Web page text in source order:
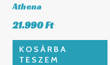
Athena
21.990Ft
KOSÁRBA
TESZEM